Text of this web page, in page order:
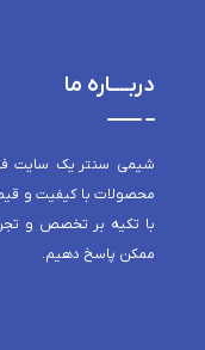
دربــــاره ما
شیمی سنتر یک سایت
محصولات با کیفیت و
با تکیه بر تخصص و
ممکن پاسخ دهیم.